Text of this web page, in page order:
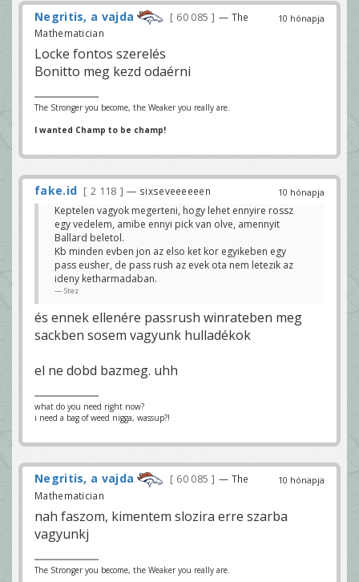
10 hónapja
Negritis, a vajda 60 085
— The
Mathematician
Locke fontos szerelés
Bonitto meg kezd odaérni
The Stronger you become, the Weaker you really are.
I wanted Champ to be champ!
10 hónapja
fake.id 2 118 — sixseveeeeeen
Keptelen vagyok megerteni, hogy lehet ennyire rossz
egy vedelem, amibe ennyi pick van olve, amennyit
Ballard beletol.
Kb minden evben jon az elso ket kor egyikeben egy
pass eusher, de pass rush az evek ota nem letezik az
ideny ketharmadaban.
Stez
és ennek ellenére passrush winrateben meg
sackben sosem vagyunk hulladékok
el ne dobd bazmeg. uhh
what do you need right now?
i need a bag of weed nigga, wassup?!
10 hónapja
Negritis, a vajda 60 085
— The
Mathematician
nah faszom, kimentem slozira erre szarba
vagyunkj
The Stronger you become, the Weaker you really are.